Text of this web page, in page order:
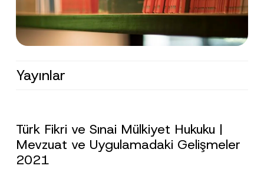
Yayınlar
Türk Fikri ve Sınai Mülkiyet Hukuku |
Mevzuat ve Uygulamadaki Gelişmeler
2021